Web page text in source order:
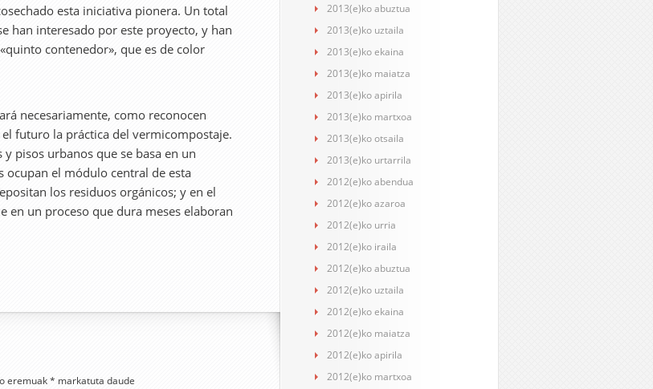
esta iniciativa pionera. Un total
han interesado por este proyecto, y han
contenedor», que es de color
necesariamente, como reconocen
futuro la práctica del vermicompostaje.
pisos urbanos que se basa en un
ocupan el módulo central de esta
los residuos orgánicos; y en el
en un proceso que dura meses elaboran
eremuak* markatuta daude
2013(e)ko abuztua
2013(e)ko uztaila
2013(e)ko ekaina
2013(e)ko maiatza
2013(e)ko apirila
2013(e)ko martxoa
2013(e)ko otsaila
2013(e)ko urtarrila
2012(e)ko abendua
2012(e)ko azaroa
2012(e)ko urria
2012(e)ko iraila
2012(e)ko abuztua
2012(e)ko uztaila
2012(e)ko ekaina
2012(e)ko maiatza
2012(e)ko apirila
2012(e)ko martxoa